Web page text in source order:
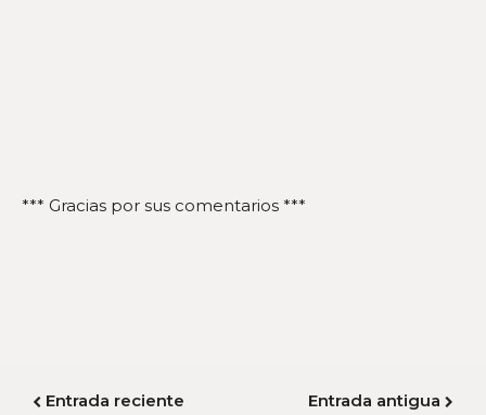
*** Gracias por sus comentarios ***
Entrada reciente Entrada antigua